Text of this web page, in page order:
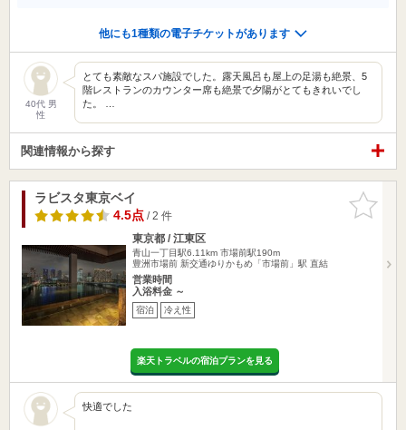
他にも1種類の電子チケットがあります
40代 男
性
とても素敵なスパ施設でした。露天風呂も屋上の足湯も絶景、5
階レストランのカウンター席も絶景で夕陽がとてもきれいでし
た。 …
関連情報から探す
お気に入
りに追加
ラビスタ東京ベイ
4.5点/ 2 件
東京都 / 江東区
青山一丁目駅6.11km 市場前駅190m
豊洲市場前 新交通ゆりかもめ「市場前」駅 直結
営業時間
入浴料金 ～
宿泊 冷え性
楽天トラベルの宿泊プランを見る
快適でした